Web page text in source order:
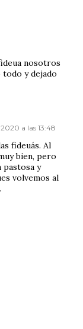
nosotros
todo y dejado
a las 13:48
fideuás. Al
bien, pero
pastosa y
volvemos al